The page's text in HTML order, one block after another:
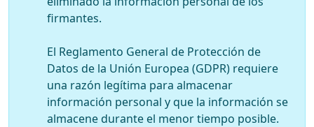
de Turismo de la Nación
Club Andino Cholila
Por Brasil:
Grupo de Estudos Ambientais – Instituto de
Geografia / Universidade do Estado do Rio de
Janeiro (GEA-UERJ)
firmantes.
El Reglamento General de Protección de
Datos de la Unión Europea (GDPR) requiere
una razón legítima para almacenar
información personal y que la información se
almacene durante el menor tiempo posible.